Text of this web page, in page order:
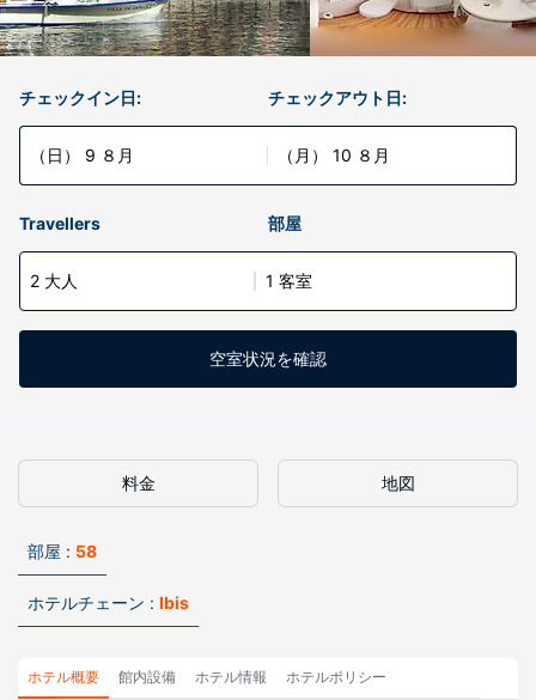
チェックイン日:
（日） 9 ８月
チェックアウト日:
（月） 10 ８月
Travellers 部屋
2 大人 1 客室
空室状況を確認
料金 地図
部屋 : 58
ホテルチェーン : Ibis
ホテル概要 館内設備 ホテル情報 ホテルポリシー